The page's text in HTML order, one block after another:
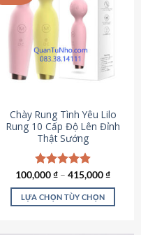
thể.
Các
chọn
thể
chọn
trên
trang
sản
phẩm
Chày Rung Tình Yêu Lilo
Rung 10 Cấp Độ Lên Đỉnh
Thật Sướng
Được xếp
hạng4.94
5 sao
100,000₫ – 415,000₫
LỰA CHỌN TÙY CHỌN